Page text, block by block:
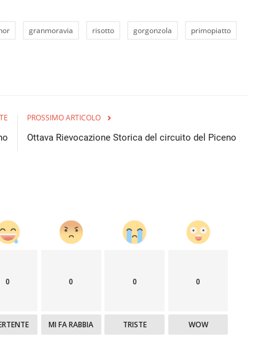
granmoravia risotto gorgonzola primopiatto
PROSSIMO ARTICOLO
Ottava Rievocazione Storica del circuito del Piceno
0 0
MI FA RABBIA
0
TRISTE
0
WOW